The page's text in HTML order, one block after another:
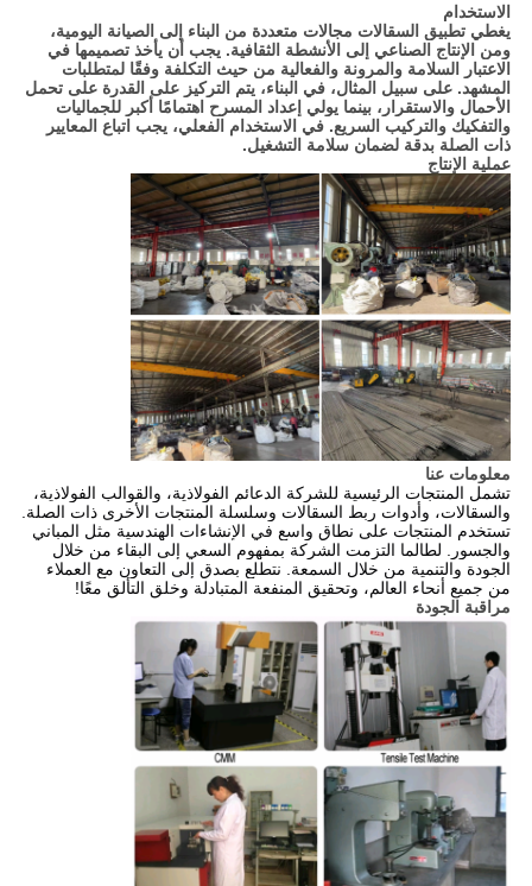
الاستخدام
يغطي تطبيق السقالات مجالات متعددة من البناء إلى الصيانة اليومية،
ومن الإنتاج الصناعي إلى الأنشطة الثقافية. يجب أن يأخذ تصميمها في
الاعتبار السلامة والمرونة والفعالية من حيث التكلفة وفقًا لمتطلبات
المشهد. على سبيل المثال، في البناء، يتم التركيز على القدرة على تحمل
الأحمال والاستقرار، بينما يولي إعداد المسرح اهتمامًا أكبر للجماليات
والتفكيك والتركيب السريع. في الاستخدام الفعلي، يجب اتباع المعايير
ذات الصلة بدقة لضمان سلامة التشغيل.
عملية الإنتاج
معلومات عنا
تشمل المنتجات الرئيسية للشركة الدعائم الفولاذية، والقوالب الفولاذية،
والسقالات، وأدوات ربط السقالات وسلسلة المنتجات الأخرى ذات الصلة.
تستخدم المنتجات على نطاق واسع في الإنشاءات الهندسية مثل المباني
والجسور. لطالما التزمت الشركة بمفهوم السعي إلى البقاء من خلال
الجودة والتنمية من خلال السمعة. نتطلع بصدق إلى التعاون مع العملاء
من جميع أنحاء العالم، وتحقيق المنفعة المتبادلة وخلق التألق معًا!
مراقبة الجودة